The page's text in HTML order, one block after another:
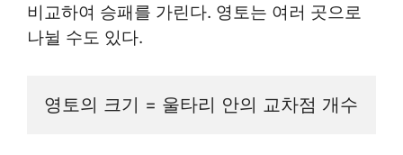
비교하여 승패를 가린다. 영토는 여러 곳으로
나뉠 수도 있다.
영토의 크기 = 울타리 안의 교차점 개수